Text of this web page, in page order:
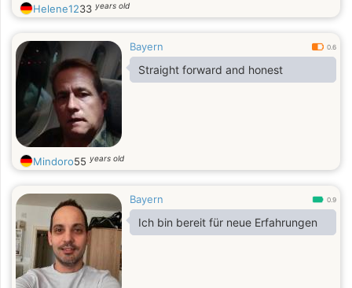
Helene1233 years old
Bayern 0.6
Straight forward and honest
Mindoro55 years old
Bayern 0.9
Ich bin bereit für neue Erfahrungen